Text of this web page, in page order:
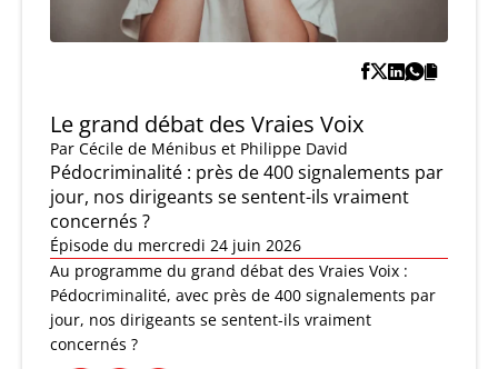
Le grand débat des Vraies Voix
Par Cécile de Ménibus et Philippe David
Pédocriminalité : près de 400 signalements par
jour, nos dirigeants se sentent-ils vraiment
concernés ?
Épisode du mercredi 24 juin 2026
Au programme du grand débat des Vraies Voix :
Pédocriminalité, avec près de 400 signalements par
jour, nos dirigeants se sentent-ils vraiment
concernés ?